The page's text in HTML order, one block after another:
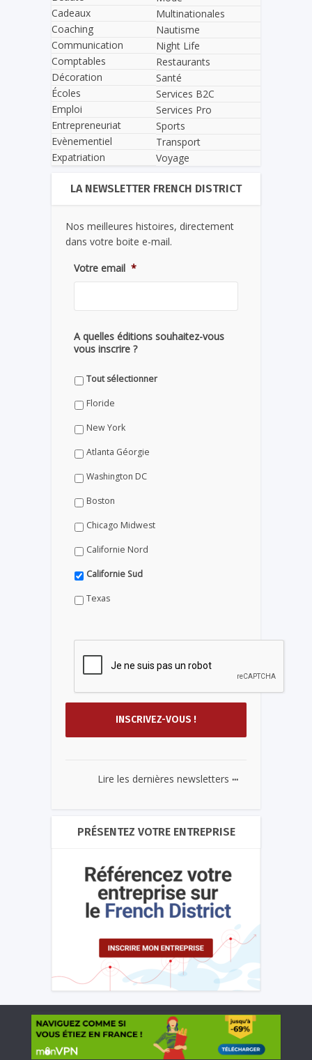
Cadeaux
Coaching
Communication
Comptables
Décoration
Écoles
Emploi
Entrepreneuriat
Evènementiel
Expatriation
Multinationales
Nautisme
Night Life
Restaurants
Santé
Services B2C
Services Pro
Sports
Transport
Voyage
LA NEWSLETTER FRENCH DISTRICT
Nos meilleures histoires, directement
dans votre boite e-mail.
Votre email *
A quelles éditions souhaitez-vous
vous inscrire ?
Tout sélectionner
Floride
New York
Atlanta Géorgie
Washington DC
Boston
Chicago Midwest
Californie Nord
Californie Sud
Texas
Lire les dernières newsletters ...
PRÉSENTEZ VOTRE ENTREPRISE